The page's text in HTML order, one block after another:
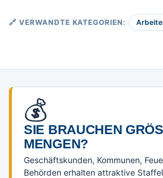
🔗 VERWANDTE KATEGORIEN:
💰
SIE BRAUCHEN
ENGEN?
Geschäftskunden, Kommunen,
Behörden erhalten attraktive